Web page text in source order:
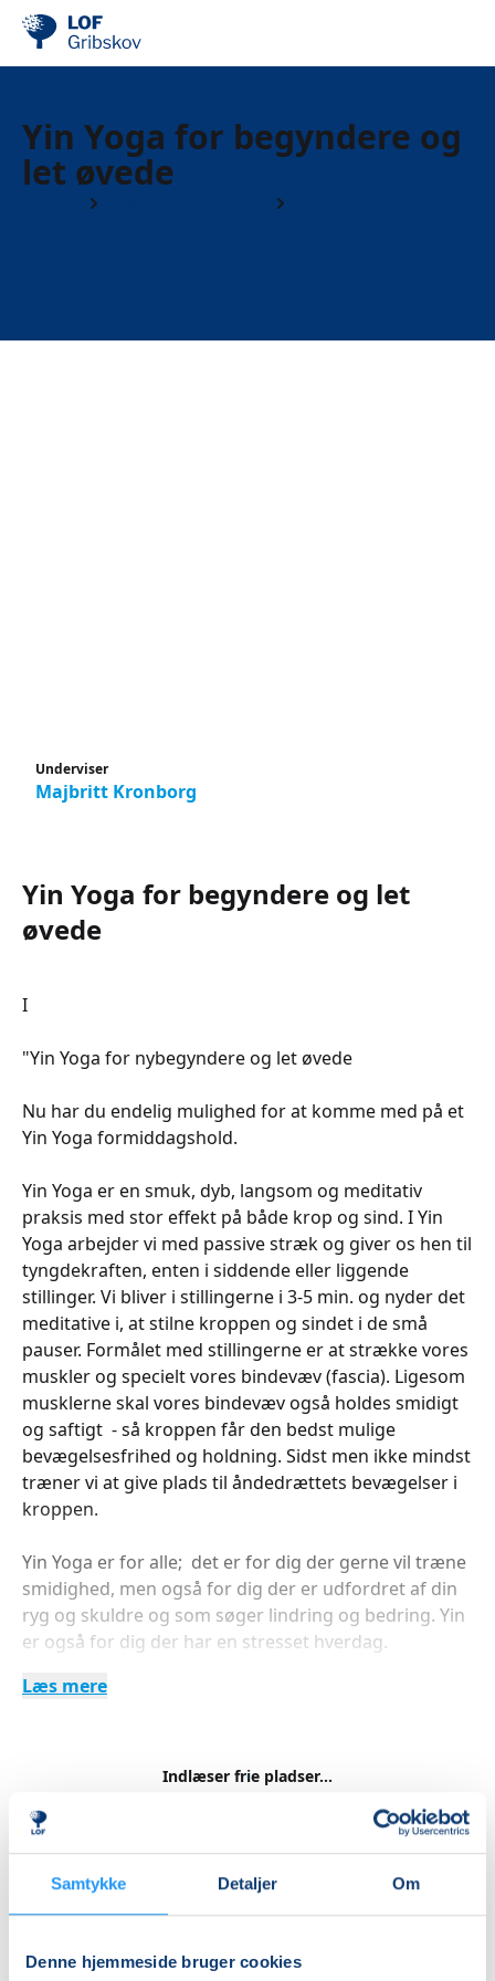
Samtykke Detaljer Om
Denne hjemmeside bruger cookies
Yin Yoga for begyndere og
let øvede
Underviser
Majbritt Kronborg
Yin Yoga for begyndere og let
øvede
I
"Yin Yoga for nybegyndere og let øvede
Nu har du endelig mulighed for at komme med på et
Yin Yoga formiddagshold.
Yin Yoga er en smuk, dyb, langsom og meditativ
praksis med stor effekt på både krop og sind. I Yin
Yoga arbejder vi med passive stræk og giver os hen til
tyngdekraften, enten i siddende eller liggende
stillinger. Vi bliver i stillingerne i 3-5 min. og nyder det
meditative i, at stilne kroppen og sindet i de små
pauser. Formålet med stillingerne er at strække vores
muskler og specielt vores bindevæv (fascia). Ligesom
musklerne skal vores bindevæv også holdes smidigt
og saftigt - så kroppen får den bedst mulige
bevægelsesfrihed og holdning. Sidst men ikke mindst
træner vi at give plads til åndedrættets bevægelser i
kroppen.
Yin Yoga er for alle; det er for dig der gerne vil træne
smidighed, men også for dig der er udfordret af din
ryg og skuldre og som søger lindring og bedring. Yin
er også for dig der har en stresset hverdag.
Kontakt mig gerne hvis du har spørgsmål - Majbritt
Husk at medbringe din egen yogamåtte og et
------
Læs mere
Indlæser frie pladser...
Betal med